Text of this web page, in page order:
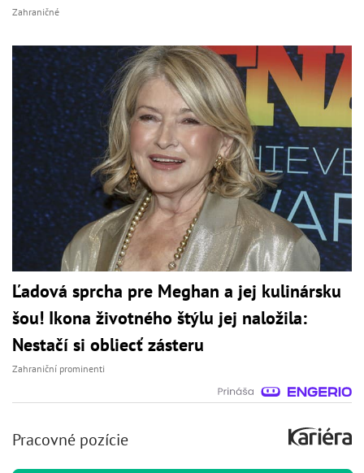
Zahraničné
Ľadová sprcha pre Meghan a jej kulinársku
šou! Ikona životného štýlu jej naložila:
Nestačí si obliecť zásteru
Zahraniční prominenti
Pracovné pozície